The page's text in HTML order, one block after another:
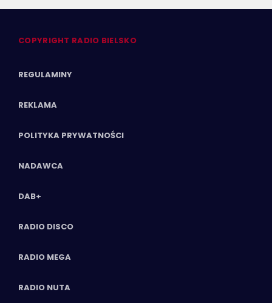
COPYRIGHT RADIO BIELSKO
REGULAMINY
REKLAMA
POLITYKA PRYWATNOŚCI
NADAWCA
DAB+
RADIO DISCO
RADIO MEGA
RADIO NUTA